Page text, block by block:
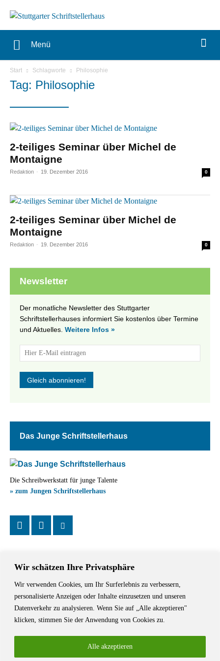
Wir schätzen Ihre Privatsphäre
Wir verwenden Cookies, um Ihr Surferlebnis zu verbessern,
personalisierte Anzeigen oder Inhalte einzusetzen und unseren
Datenverkehr zu analysieren. Wenn Sie auf „Alle akzeptieren"
klicken, stimmen Sie der Anwendung von Cookies zu.
Alle akzeptieren
Menü
Start Schlagworte Philosophie
Tag: Philosophie
2-teiliges Seminar über Michel de
Montaigne
Redaktion - 19. Dezember 2016 0
2-teiliges Seminar über Michel de
Montaigne
Redaktion - 19. Dezember 2016 0
Newsletter
Der monatliche Newsletter des Stuttgarter
Schriftstellerhauses informiert Sie kostenlos über Termine
und Aktuelles. Weitere Infos »
Das Junge Schriftstellerhaus
Die Schreibwerkstatt für junge Talente
» zum Jungen Schriftstellerhaus
Das Schriftstellerhaus ist ein beliebter Treffpunkt für Autorinnen und
Autoren aus Stuttgart und der Region sowie ein Veranstaltungsort für
Lesungen, Tagungen und Schreibwerkstätten.